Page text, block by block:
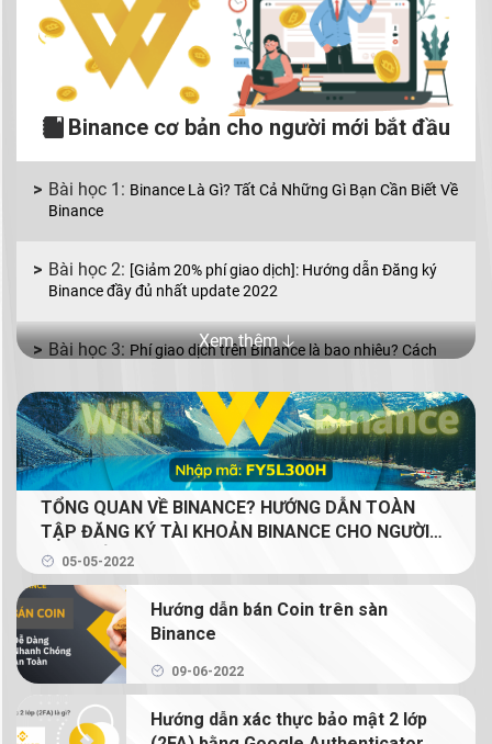
Binance cơ bản cho người mới bắt đầu
Binance Là Gì? Tất Cả Những Gì Bạn Cần Biết Về
Binance
[Giảm 20% phí giao dịch]: Hướng dẫn Đăng ký
Binance đầy đủ nhất update 2022
Phí giao dịch trên Binance là bao nhiêu? Cách
Binance P2P là gì? Cách mua bán coin bằng VND
với Binance P2P
Mua bán coin trên Binance với 2 lệnh cơ bản: lệnh
Limit và lệnh Market
Binance Earn là gì? Tạo thu nhập thụ động từ
crypto với Binance Earn
Margin Binance là gì? Hướng dẫn sử dụng Margin
trên Binance
Xem thêm 🡣
TỔNG QUAN VỀ BINANCE? HƯỚNG DẪN TOÀN
TẬP ĐĂNG KÝ TÀI KHOẢN BINANCE CHO NGƯỜI
MỚI (GIẢM 20% PHÍ GIAO DỊCH TRỌN ĐỜI CHO
NGƯỜI ĐỌC)
05-05-2022
Hướng dẫn bán Coin trên sàn
Binance
09-06-2022
Hướng dẫn xác thực bảo mật 2 lớp